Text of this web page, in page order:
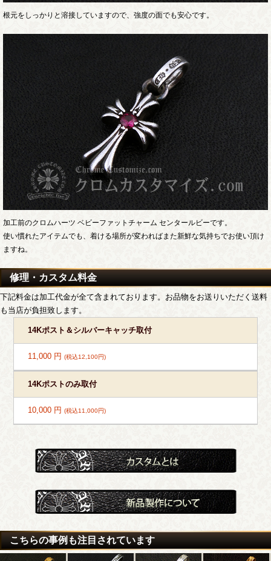
根元をしっかりと溶接していますので、強度の面でも安心です。
加工前のクロムハーツ ベビーファットチャーム センタールビーです。
使い慣れたアイテムでも、着ける場所が変わればまた新鮮な気持ちでお使い頂け
ますね。
修理・カスタム料金
下記料金は加工代金が全て含まれております。お品物をお送りいただく送料
も当店が負担致します。
14Kポスト＆シルバーキャッチ取付
11,000 円(税込12,100円)
14Kポストのみ取付
10,000 円(税込11,000円)
こちらの事例も注目されています